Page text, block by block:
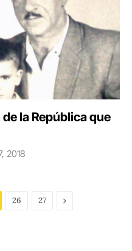
la República que
2018
26 27 Next